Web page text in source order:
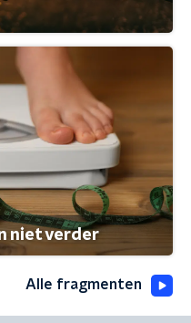
niet verder
Alle fragmenten